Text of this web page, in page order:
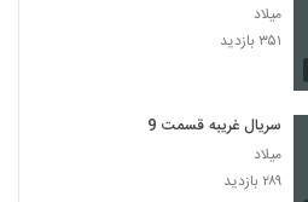
میلاد
۳۵۱ بازدید
سریال غریبه قسمت 9
میلاد
۲۸۹ بازدید